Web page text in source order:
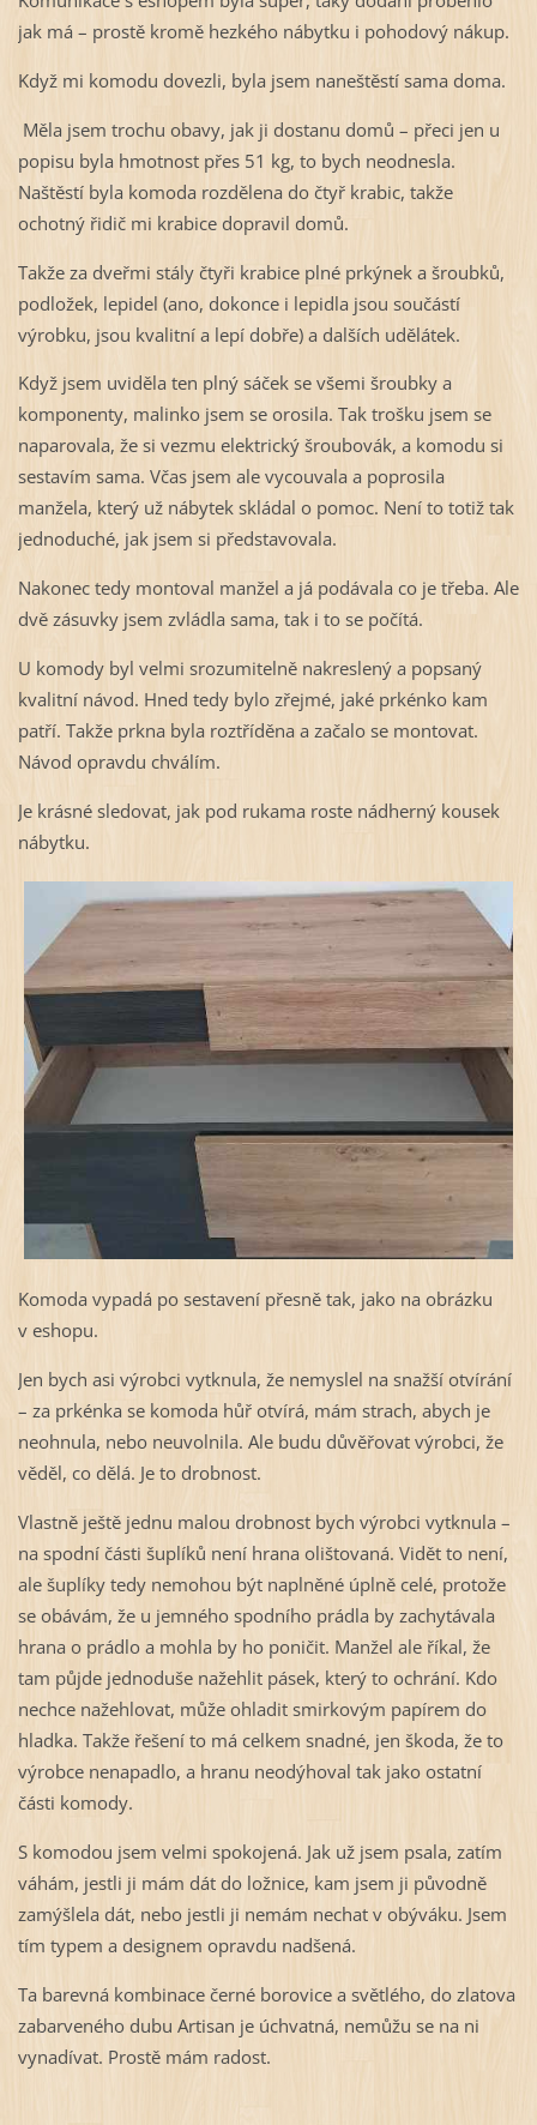
jak má – prostě kromě hezkého nábytku i pohodový nákup.
Když mi komodu dovezli, byla jsem naneštěstí sama doma.
Měla jsem trochu obavy, jak ji dostanu domů – přeci jen u
popisu byla hmotnost přes 51 kg, to bych neodnesla.
Naštěstí byla komoda rozdělena do čtyř krabic, takže
ochotný řidič mi krabice dopravil domů.
Takže za dveřmi stály čtyři krabice plné prkýnek a šroubků,
podložek, lepidel (ano, dokonce i lepidla jsou součástí
výrobku, jsou kvalitní a lepí dobře) a dalších udělátek.
Když jsem uviděla ten plný sáček se všemi šroubky a
komponenty, malinko jsem se orosila. Tak trošku jsem se
naparovala, že si vezmu elektrický šroubovák, a komodu si
sestavím sama. Včas jsem ale vycouvala a poprosila
manžela, který už nábytek skládal o pomoc. Není to totiž tak
jednoduché, jak jsem si představovala.
Nakonec tedy montoval manžel a já podávala co je třeba. Ale
dvě zásuvky jsem zvládla sama, tak i to se počítá.
U komody byl velmi srozumitelně nakreslený a popsaný
kvalitní návod. Hned tedy bylo zřejmé, jaké prkénko kam
patří. Takže prkna byla roztříděna a začalo se montovat.
Návod opravdu chválím.
Je krásné sledovat, jak pod rukama roste nádherný kousek
nábytku.
Komoda vypadá po sestavení přesně tak, jako na obrázku
v eshopu.
Jen bych asi výrobci vytknula, že nemyslel na snažší otvírání
– za prkénka se komoda hůř otvírá, mám strach, abych je
neohnula, nebo neuvolnila. Ale budu důvěřovat výrobci, že
věděl, co dělá. Je to drobnost.
Vlastně ještě jednu malou drobnost bych výrobci vytknula –
na spodní části šuplíků není hrana olištovaná. Vidět to není,
ale šuplíky tedy nemohou být naplněné úplně celé, protože
se obávám, že u jemného spodního prádla by zachytávala
hrana o prádlo a mohla by ho poničit. Manžel ale říkal, že
tam půjde jednoduše nažehlit pásek, který to ochrání. Kdo
nechce nažehlovat, může ohladit smirkovým papírem do
hladka. Takže řešení to má celkem snadné, jen škoda, že to
výrobce nenapadlo, a hranu neodýhoval tak jako ostatní
části komody.
S komodou jsem velmi spokojená. Jak už jsem psala, zatím
váhám, jestli ji mám dát do ložnice, kam jsem ji původně
zamýšlela dát, nebo jestli ji nemám nechat v obýváku. Jsem
tím typem a designem opravdu nadšená.
Ta barevná kombinace černé borovice a světlého, do zlatova
zabarveného dubu Artisan je úchvatná, nemůžu se na ni
vynadívat. Prostě mám radost.